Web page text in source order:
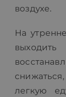
воздухе.
На
легкую